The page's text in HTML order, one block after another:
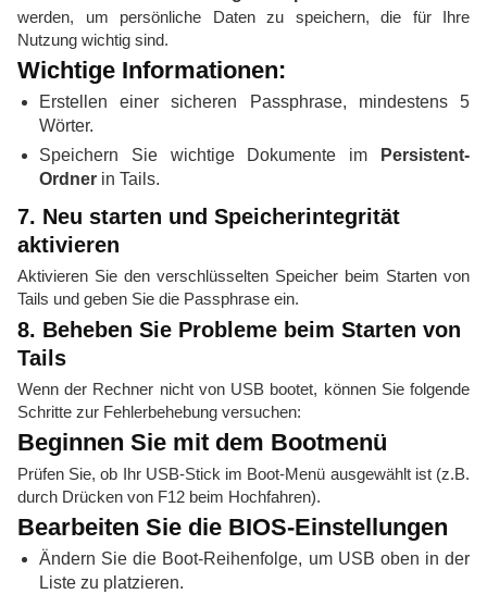
werden, um persönliche Daten zu speichern, die für Ihre
Nutzung wichtig sind.
Wichtige Informationen:
Erstellen einer sicheren Passphrase, mindestens 5
Wörter.
Speichern Sie wichtige Dokumente im
Persistent-
Ordner in Tails.
7. Neu starten und Speicherintegrität
aktivieren
Aktivieren Sie den verschlüsselten Speicher beim Starten von
Tails und geben Sie die Passphrase ein.
8. Beheben Sie Probleme beim Starten von
Tails
Wenn der Rechner nicht von USB bootet, können Sie folgende
Schritte zur Fehlerbehebung versuchen:
Beginnen Sie mit dem Bootmenü
Prüfen Sie, ob Ihr USB-Stick im Boot-Menü ausgewählt ist (z.B.
durch Drücken von F12 beim Hochfahren).
Bearbeiten Sie die BIOS-Einstellungen
Ändern Sie die Boot-Reihenfolge, um USB oben in der
Liste zu platzieren.